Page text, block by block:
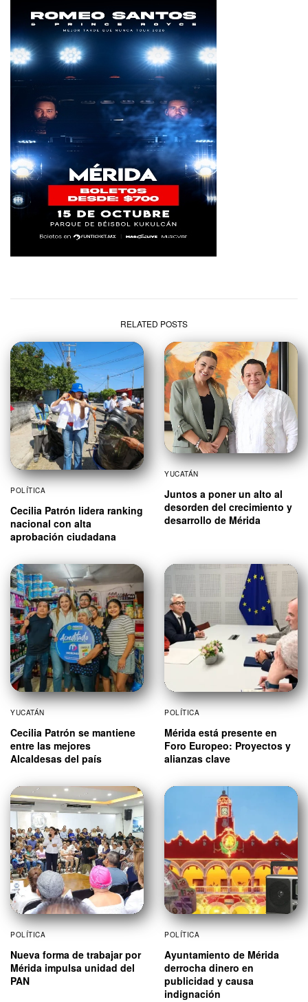
RELATED POSTS
POLÍTICA
Cecilia Patrón lidera ranking
nacional con alta
aprobación ciudadana
YUCATÁN
Juntos a poner un alto al
desorden del crecimiento y
desarrollo de Mérida
YUCATÁN
Cecilia Patrón se mantiene
entre las mejores
Alcaldesas del país
POLÍTICA
Mérida está presente en
Foro Europeo: Proyectos y
alianzas clave
POLÍTICA
Nueva forma de trabajar por
Mérida impulsa unidad del
PAN
POLÍTICA
Ayuntamiento de Mérida
derrocha dinero en
publicidad y causa
indignación